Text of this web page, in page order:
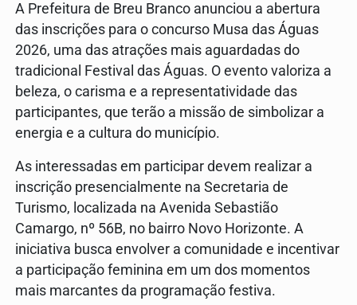
A Prefeitura de Breu Branco anunciou a abertura
das inscrições para o concurso Musa das Águas
2026, uma das atrações mais aguardadas do
tradicional Festival das Águas. O evento valoriza a
beleza, o carisma e a representatividade das
participantes, que terão a missão de simbolizar a
energia e a cultura do município.
As interessadas em participar devem realizar a
inscrição presencialmente na Secretaria de
Turismo, localizada na Avenida Sebastião
Camargo, nº 56B, no bairro Novo Horizonte. A
iniciativa busca envolver a comunidade e incentivar
a participação feminina em um dos momentos
mais marcantes da programação festiva.